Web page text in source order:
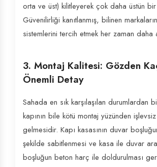
orta ve üst) kilitleyerek çok daha üstün
Güvenilirliği kanıtlanmış, bilinen
sistemlerini tercih etmek her zaman daha
3. Montaj Kalitesi: Gözden
Önemli Detay
Sahada en sık karşılaşılan durumlardan
kapının bile kötü montaj yüzünden
gelmesidir. Kapı kasasının duvar
şekilde sabitlenmesi ve kasa ile duvar
boşluğun beton harç ile doldurulması